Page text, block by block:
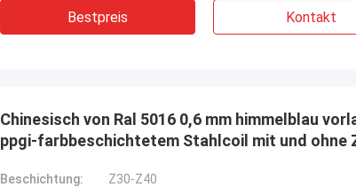
Bestpreis Kontakt
Chinesisch von Ral 5016 0,6 mm himmelblau
ppgi-farbbeschichtetem Stahlcoil mit und ohne
Beschichtung:
Z30-Z40